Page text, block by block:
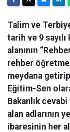
Talim ve
tarih ve 9 sayılı
alanının
rehber
meydana
Eğitim-Sen
Bakanlık
alan adlarının
ibaresinin her